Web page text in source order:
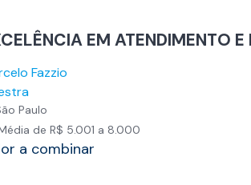
EM ATENDIMENTO
Fazzio
Paulo
de R$ 5.001 a 8.000
a combinar